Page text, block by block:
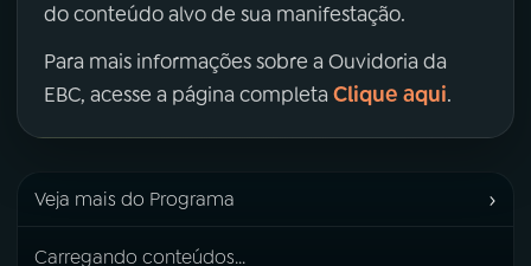
do conteúdo alvo de sua manifestação.
Para mais informações sobre a Ouvidoria da
EBC, acesse a página completa Clique aqui.
Veja mais do Programa ›
Carregando conteúdos...